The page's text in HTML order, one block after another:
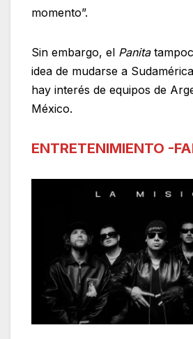
momento”.
Sin embargo, el Panita
idea de mudarse a
hay interés de equipos de
México.
ENTRETENIMIENTO -